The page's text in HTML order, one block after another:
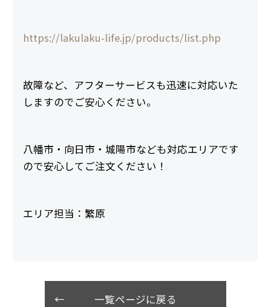
https://lakulaku-life.jp/products/list.php
故障など、アフターサービスも迅速に対応いた
しますのでご安心ください。
八幡市・向日市・城陽市なども対応エリアです
ので安心してご注文ください！
エリア担当：繁原
一覧ページに戻る